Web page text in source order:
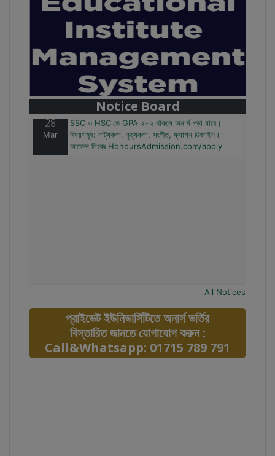
Notice Board
বাজেটের মধ্যে প্রাইভেট ইউনিভার্সিটিতে অনার্স পড়ার সুযোগ।
২০টির অধিক বিষয়, ৪ বছরে মোট খরচ ২ লক্ষ থেকে ৫ লক্ষ টাকা।
আবেদন লিংকঃ HonoursAdmission.com/apply
28
Mar
SSC ও HSC'তে GPA ২+২ থাকলে অনার্স পড়া যাবে।
বিষয়সমূহ: নাট্যকলা, নৃত্যকলা, সংগীত, ফ্যাশন ডিজাইন।
আবেদন লিংকঃ HonoursAdmission.com/apply
All Notices
প্রাইভেট ইউনিভার্সিটিতে অনার্স ভর্তির
বিস্তারিত জানতে যোগাযোগ করুন :
Call&Whatsapp: 01715 789 791